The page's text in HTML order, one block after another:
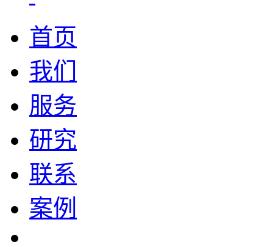
首页
我们
服务
研究
联系
案例